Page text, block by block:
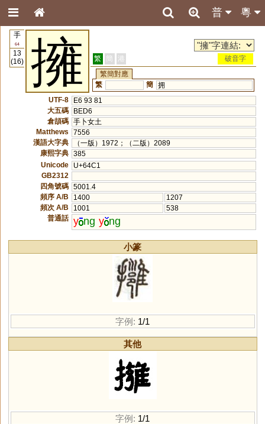
粵
普
手
64
13
(16)
擁 繁 簡 港
破音字
繁簡對應
繁
簡 拥
UTF-8
E6 93 81
大五碼
BED6
倉頡碼 手卜女土
Matthews
7556
漢語大字典
（一版）1972；（二版）2089
康熙字典 385
Unicode
U+64C1
GB2312
四角號碼 5001.4
頻序 A/B
1400
1207
頻次 A/B
1001
538
普通話 y ng y ng
小篆
字例: 1/1
其他
字例: 1/1